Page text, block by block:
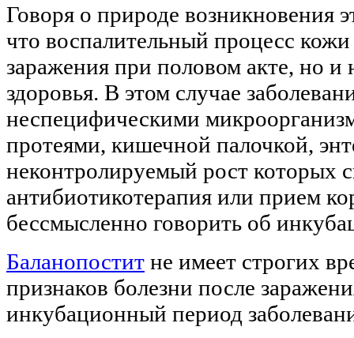
Говоря о природе возникновения
что воспалительный процесс
заражения при половом акте, но
здоровья. В этом случае
неспецифическими
протеями, кишечной палочкой,
неконтролируемый рост которых
антибиотикотерапия или прием
бессмысленно говорить об
Баланопостит не имеет строгих
признаков болезни после
инкубационный период